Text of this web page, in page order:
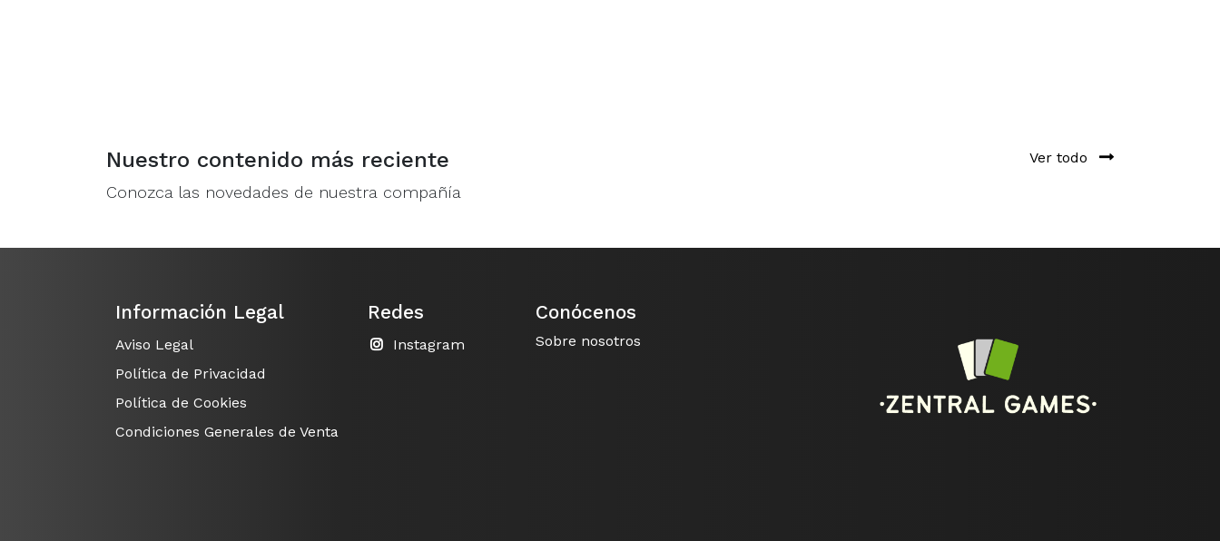
Nuestro contenido más reciente
Conozca las novedades de nuestra compañía
Ver todo
Información Legal
Aviso Legal
Política de Privacidad
Política de Cookies
Condiciones Generales de Venta
Redes
Instagram
Conócenos
Sobre nosotros